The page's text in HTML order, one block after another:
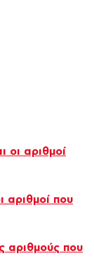
οι αριθμοί
αριθμοί που
αριθμούς που